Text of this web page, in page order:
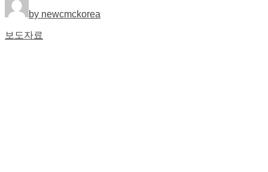
by newcmckorea
보도자료